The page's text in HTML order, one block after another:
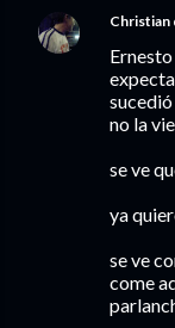
Christian
no la
se ve
ya
se ve
come